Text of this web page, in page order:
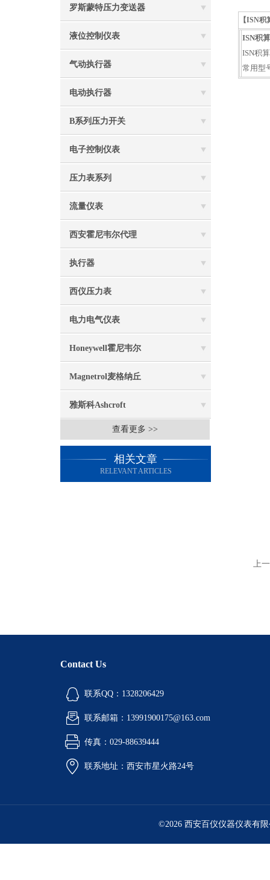
罗斯蒙特压力变送器
液位控制仪表
气动执行器
电动执行器
B系列压力开关
电子控制仪表
压力表系列
流量仪表
西安霍尼韦尔代理
执行器
西仪压力表
电力电气仪表
Honeywell霍尼韦尔
Magnetrol麦格纳丘
雅斯科Ashcroft
查看更多 >>
相关文章
RELEVANT ARTICLES
【ISN
ISN积
ISN积
常用型
上
Contact Us
联系QQ：1328206429
联系邮箱：13991900175@163.com
传真：029-88639444
联系地址：西安市星火路24号
©2026 西安百仪仪器仪表有